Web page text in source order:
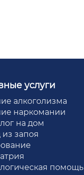
услуги
алкоголизма
наркомании
на дом
запоя
помощь